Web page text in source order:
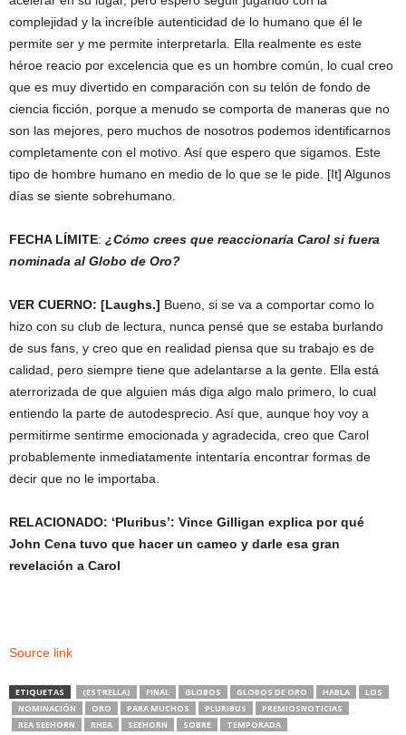
complejidad y la increíble autenticidad de lo humano que él le
permite ser y me permite interpretarla. Ella realmente es este
héroe reacio por excelencia que es un hombre común, lo cual creo
que es muy divertido en comparación con su telón de fondo de
ciencia ficción, porque a menudo se comporta de maneras que no
son las mejores, pero muchos de nosotros podemos identificarnos
completamente con el motivo. Así que espero que sigamos. Este
tipo de hombre humano en medio de lo que se le pide. [It] Algunos
días se siente sobrehumano.
FECHA LÍMITE: ¿Cómo crees que reaccionaría Carol si fuera
nominada al Globo de Oro?
VER CUERNO: [Laughs.] Bueno, si se va a comportar como lo
hizo con su club de lectura, nunca pensé que se estaba burlando
de sus fans, y creo que en realidad piensa que su trabajo es de
calidad, pero siempre tiene que adelantarse a la gente. Ella está
aterrorizada de que alguien más diga algo malo primero, lo cual
entiendo la parte de autodesprecio. Así que, aunque hoy voy a
permitirme sentirme emocionada y agradecida, creo que Carol
probablemente inmediatamente intentaría encontrar formas de
decir que no le importaba.
RELACIONADO: ‘Pluribus’: Vince Gilligan explica por qué
John Cena tuvo que hacer un cameo y darle esa gran
revelación a Carol
Source link
ETIQUETAS (ESTRELLA) FINAL GLOBOS GLOBOS DE ORO HABLA
LOS
NOMINACIÓN
ORO PARA MUCHOS PLURIBUS
PREMIOSNOTICIAS
REA SEEHORN
RHEA SEEHORN SOBRE TEMPORADA